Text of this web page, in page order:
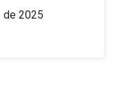
de 2025